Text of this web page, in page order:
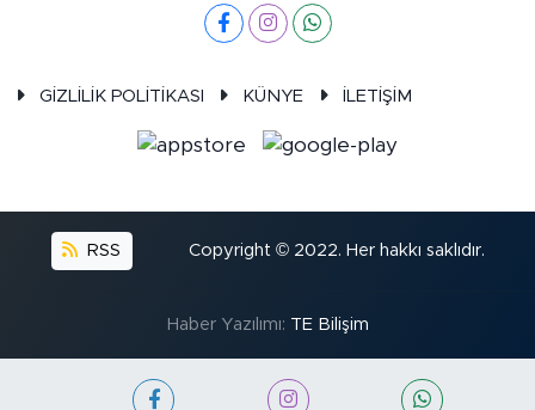
GİZLİLİK POLİTİKASI KÜNYE İLETİŞİM
RSS Copyright © 2022. Her hakkı saklıdır.
Haber Yazılımı: TE Bilişim